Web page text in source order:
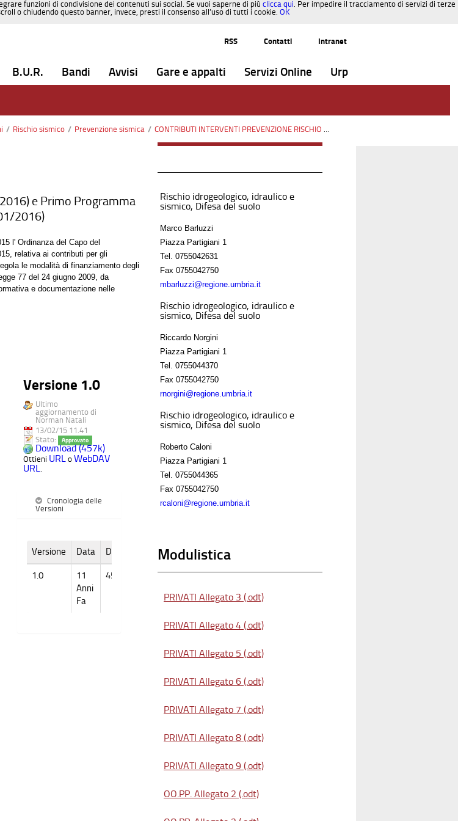
funzioni di condivisione dei contenuti sui social. Se vuoi saperne di più clicca qui. Per impedire il tracciamento di servizi di terze
o chiudendo questo banner, invece, presti il consenso all’uso di tutti i cookie. OK
RSS
Contatti Intranet
B.U.R. Bandi Avvisi Gare e appalti Servizi Online Urp
/ Rischio sismico / Prevenzione sismica / CONTRIBUTI INTERVENTI PREVENZIONE RISCHIO SISMICO OCDPC n.293/2015
e Primo Programma
2016)
l' Ordinanza del Capo del
relativa ai contributi per gli
le modalità di finanziamento degli
77 del 24 giugno 2009, da
e documentazione nelle
Versione 1.0
Ultimo
aggiornamento di
Norman Natali
13/02/15 11.41
Stato:
Approvato
Download (457k)
Ottieni URL o WebDAV
URL
Cronologia delle
Versioni
Versione Data Dimensione
1.0
11
Anni
Fa
457k
Rischio idrogeologico, idraulico e
sismico, Difesa del suolo
Marco Barluzzi
Piazza Partigiani 1
Tel.
0755042631
Fax 0755042750
mbarluzzi@regione.umbria.it
Rischio idrogeologico, idraulico e
sismico, Difesa del suolo
Riccardo Norgini
Piazza Partigiani 1
Tel.
0755044370
Fax 0755042750
rnorgini@regione.umbria.it
Rischio idrogeologico, idraulico e
sismico, Difesa del suolo
Roberto Caloni
Piazza Partigiani 1
Tel.
0755044365
Fax 0755042750
rcaloni@regione.umbria.it
Modulistica
PRIVATI Allegato 3 (.odt)
PRIVATI Allegato 4 (.odt)
PRIVATI Allegato 5 (.odt)
PRIVATI Allegato 6 (.odt)
PRIVATI Allegato 7 (.odt)
PRIVATI Allegato 8 (.odt)
PRIVATI Allegato 9 (.odt)
OO.PP. Allegato 2 (.odt)